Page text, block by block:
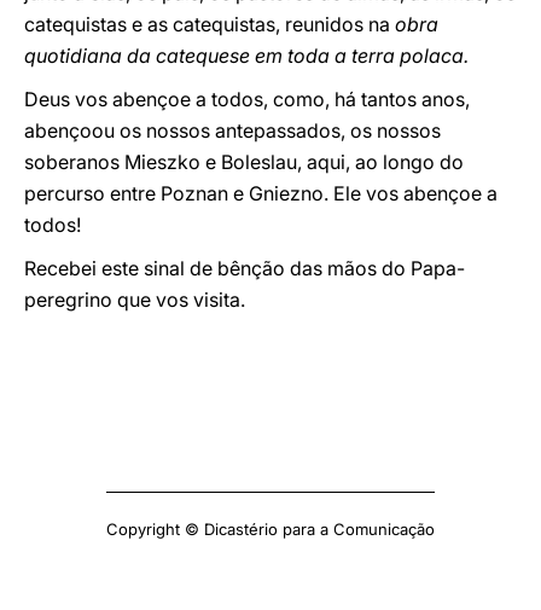
catequistas e as catequistas, reunidos na obra
quotidiana da catequese em toda a terra polaca.
Deus vos abençoe a todos, como, há tantos anos,
abençoou os nossos antepassados, os nossos
soberanos Mieszko e Boleslau, aqui, ao longo do
percurso entre Poznan e Gniezno. Ele vos abençoe a
todos!
Recebei este sinal de bênção das mãos do Papa-
peregrino que vos visita.
Copyright © Dicastério para a Comunicação